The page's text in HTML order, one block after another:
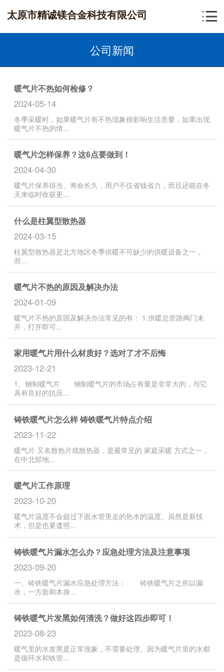
太原市精诚镁合金科技有限公司
公司新闻
暖气片不热如何检修？
2024-05-14
冬季采暖时，如果暖气片有不热现象很影响生活质量，如果出现
暖气片不热的情...
暖气片怎样保养？这6点要做到！
2024-04-30
暖气片保养得当、寿命长久，用户不仅省钱省力，而且还能在冬
天来临时收获更...
什么是柱翼型散热器
2024-03-15
柱翼型散热器是北方地区冬季供暖不可缺少的供暖设备之一，
而...
暖气片不热的原因及解决办法
2024-01-09
暖气片不热的原因及解决办法常见的有： 1.供暖总管路阀门未
开，打开即可...
家用暖气片用什么材质好？选对了才不后悔
2023-12-21
1、钢制暖气片 钢制暖气片的市场占有量是非常大的，与它
具有良好的抗压...
铸铁暖气片怎么样 铸铁暖气片特点介绍
2023-11-22
暖气片 又名散热片或散热器，是最常见的 家庭采暖 方式之一，
在中北部地...
暖气片工作原理
2023-10-20
暖气片温度不会超过下面水管里走的热水的温度。虽然是新技
术，但是也要遵照...
铸铁暖气片漏水怎么办？应急处理方法及注意事项
2023-09-20
一、铸铁暖气片漏水应急处理方法： 铸铁暖气片之所以漏
水，一方面和本身...
铸铁暖气片发黑如何清洗？做好这四步即可！
2023-08-23
暖气里的水发黑是正常现象，不需要处理。因为暖气片里的水都
是循环水和铁管...